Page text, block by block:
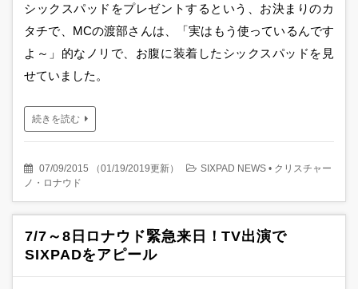
シックスパッドをプレゼントするという、お決まりのカ
タチで、MCの渡部さんは、「実はもう使っているんです
よ～」的なノリで、お腹に装着したシックスパッドを見
せていました。
続きを読む
07/09/2015 （01/19/2019更新） SIXPAD NEWS • クリスチャー
ノ・ロナウド
7/7～8日ロナウド緊急来日！TV出演で
SIXPADをアピール